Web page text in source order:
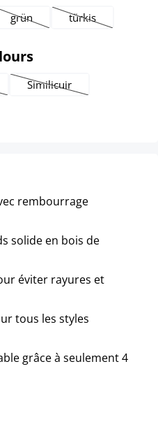
pour le moment.)
n'est pas disponible pour le
grün
(Cette option n'est pas
türkis
(Cette option
select
n'est pas disponible pour le
Similicuir
(Cette option n'est pas
rembourrage
solide en bois de
éviter rayures et
tous les styles
grâce à seulement 4